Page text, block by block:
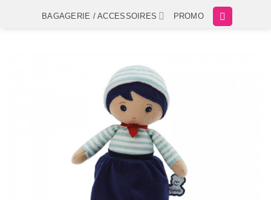
BAGAGERIE / ACCESSOIRES PROMO